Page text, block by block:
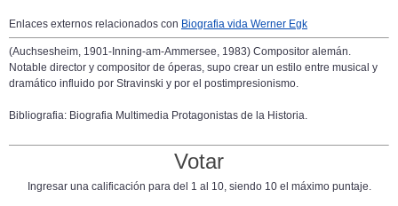
Enlaces externos relacionados con Biografia vida Werner Egk
(Auchsesheim, 1901-Inning-am-Ammersee, 1983) Compositor alemán.
Notable director y compositor de óperas, supo crear un estilo entre musical y
dramático influido por Stravinski y por el postimpresionismo.
Bibliografia: Biografia Multimedia Protagonistas de la Historia.
Votar
Ingresar una calificación para del 1 al 10, siendo 10 el máximo puntaje.